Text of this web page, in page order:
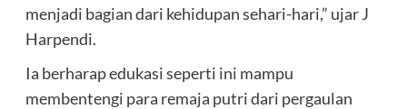
menjadi bagian dari kehidupan sehari-hari,” ujar J
Harpendi.
Ia berharap edukasi seperti ini mampu
membentengi para remaja putri dari pergaulan